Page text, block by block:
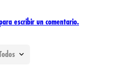
escribir un comentario.